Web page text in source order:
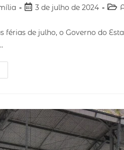
3 de julho de 2024
férias de julho, o Governo do